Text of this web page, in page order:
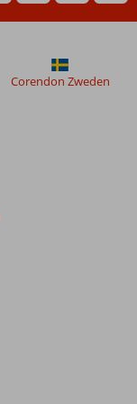
Corendon Zweden